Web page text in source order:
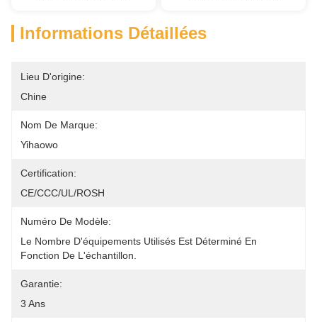
Informations Détaillées
Lieu D'origine:
Chine
Nom De Marque:
Yihaowo
Certification:
CE/CCC/UL/ROSH
Numéro De Modèle:
Le Nombre D'équipements Utilisés Est Déterminé En
Fonction De L'échantillon.
Garantie:
3 Ans